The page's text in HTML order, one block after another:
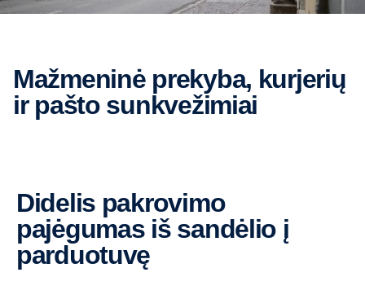
Mažmeninė prekyba, kurjerių
ir pašto sunkvežimiai
Didelis pakrovimo
pajėgumas iš sandėlio į
parduotuvę